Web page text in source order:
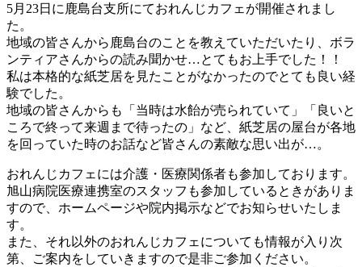
5月23日に鹿島台支所にておれんじカフェが開催されまし
た。
地域の皆さんから鹿島台のことを教えていただいたり、ボラ
ンティアさんからの読み聞かせ…とてもお上手でした！！
私は本格的な紙芝居を見たことがなかったのでとても良い経
験でした。
地域の皆さんからも「当時は水飴が売られていて」「良いと
ころで終って来週まで待ったの」など、紙芝居の屋台が各地
を回っていた時のお話など皆さんの素敵な思い出が…。
おれんじカフェには介護・医療関係者も参加しております。
旭山病院医療連携室のスタッフも参加しているときがありま
すので、ホームページや院内掲示などでお知らせいたしま
す。
また、それ以外のおれんじカフェについても情報が入り次
第、ご案内をしていきますので是非ご参加ください。